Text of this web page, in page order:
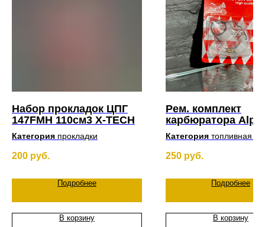
Набор прокладок ЦПГ
147FMH 110см3 X-TECH
Категория прокладки
200 руб.
Подробнее
В корзину
Рем. комплект
карбюратора
152FMH 110см3
Категория топливная
250 руб.
Подробнее
В корзину